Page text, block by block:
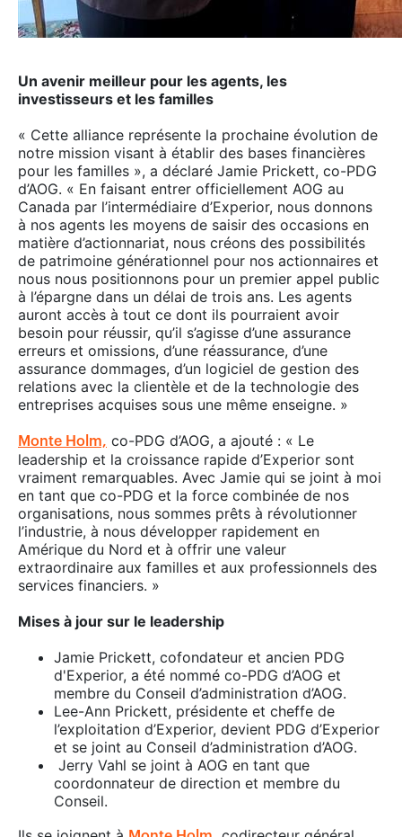
Un avenir meilleur pour les agents, les
investisseurs et les familles
« Cette alliance représente la prochaine évolution de
notre mission visant à établir des bases financières
pour les familles », a déclaré Jamie Prickett, co-PDG
d’AOG. « En faisant entrer officiellement AOG au
Canada par l’intermédiaire d’Experior, nous donnons
à nos agents les moyens de saisir des occasions en
matière d’actionnariat, nous créons des possibilités
de patrimoine générationnel pour nos actionnaires et
nous nous positionnons pour un premier appel public
à l’épargne dans un délai de trois ans. Les agents
auront accès à tout ce dont ils pourraient avoir
besoin pour réussir, qu’il s’agisse d’une assurance
erreurs et omissions, d’une réassurance, d’une
assurance dommages, d’un logiciel de gestion des
relations avec la clientèle et de la technologie des
entreprises acquises sous une même enseigne. »
Monte Holm, co-PDG d’AOG, a ajouté : « Le
leadership et la croissance rapide d’Experior sont
vraiment remarquables. Avec Jamie qui se joint à moi
en tant que co-PDG et la force combinée de nos
organisations, nous sommes prêts à révolutionner
l’industrie, à nous développer rapidement en
Amérique du Nord et à offrir une valeur
extraordinaire aux familles et aux professionnels des
services financiers. »
Mises à jour sur le leadership
Jamie Prickett, cofondateur et ancien PDG
d'Experior, a été nommé co-PDG d’AOG et
membre du Conseil d’administration d’AOG.
Lee-Ann Prickett, présidente et cheffe de
l’exploitation d’Experior, devient PDG d’Experior
et se joint au Conseil d’administration d’AOG.
Jerry Vahl se joint à AOG en tant que
coordonnateur de direction et membre du
Conseil.